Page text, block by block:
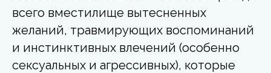
всего вместилище вытесненных
желаний, травмирующих воспоминаний
и инстинктивных влечений (особенно
сексуальных и агрессивных), которые